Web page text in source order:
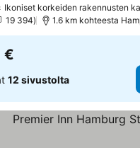
Ikoniset korkeiden rakennusten
19 394 1.6 km kohteesta
€
12 sivustolta